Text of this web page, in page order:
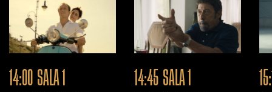
14:00 SALA 1 Otwiera się w nowym oknie - Bilety24
14:45 SALA 1 Otwiera się w